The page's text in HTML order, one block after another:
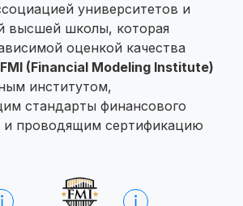
университетов и
высшей школы, которая
оценкой качества
FMI (Financial Modeling Institute)
институтом,
стандарты финансового
и проводящим сертификацию